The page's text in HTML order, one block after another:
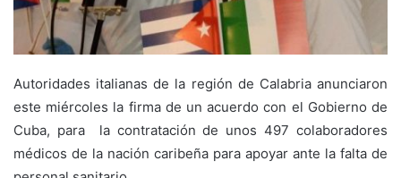
Autoridades italianas de la región de Calabria anunciaron
este miércoles la firma de un acuerdo con el Gobierno de
Cuba, para la contratación de unos 497 colaboradores
médicos de la nación caribeña para apoyar ante la falta de